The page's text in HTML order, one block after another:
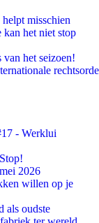
misschien
het niet stop
het seizoen!
rechtsorde
- Werklui
2026
willen op je
als oudste